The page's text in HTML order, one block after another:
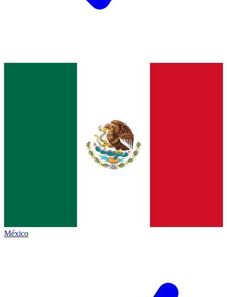
México